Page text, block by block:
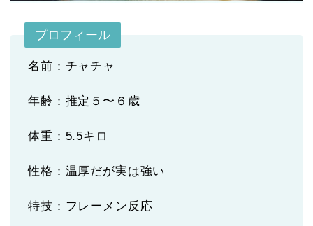
プロフィール
名前：チャチャ
年齢：推定５〜６歳
体重：5.5キロ
性格：温厚だが実は強い
特技：フレーメン反応